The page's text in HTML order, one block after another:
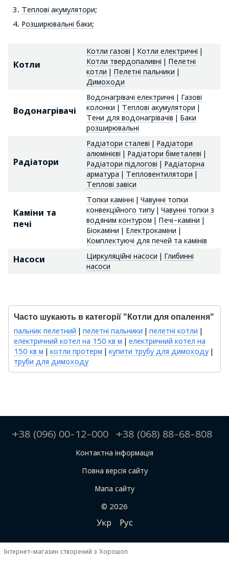
Теплові акумулятори;
Розширювальні баки;
Котли
Котли газові | Котли електричні |
Котли твердопаливні | Пелетні
котли | Пелетні пальники |
Димоходи
Водонагрівачі
Водонагрівачі електричні | Газові
колонки | Теплові акумулятори |
Тени для водонагрівачів | Баки
розширювальні
Радіатори
Радіатори сталеві | Радіатори
алюмінієві | Радіатори біметалеві |
Радіатори підлогові | Радіаторна
арматура | Тепловентилятори |
Теплові завіси
Каміни та
печі
Топки камінні | Чавунні топки
конвекційного типу| Чавунні топки з
водяним контуром | Печі-каміни |
Біокаміни | Електрокаміни |
Комплектуючі для печей та камінів
Насоси Циркуляційні насоси | Глибинні
насоси
Часто шукають в категорії "Котли для опалення"
пальник пелетний | пелетні пальники | пелетні котли |
електричний котел на 150 кв м | електричний котел на
150 кв м | котли протерм | купити трубу для димоходу|
труби для димоходу
+38 (096) 00-12-000 +38 (068) 88-68-808
Контактна інформація
Повна версія сайту
Мапа сайту
© 2026
Укр Рус
Інтернет-магазин створений з Хорошоп